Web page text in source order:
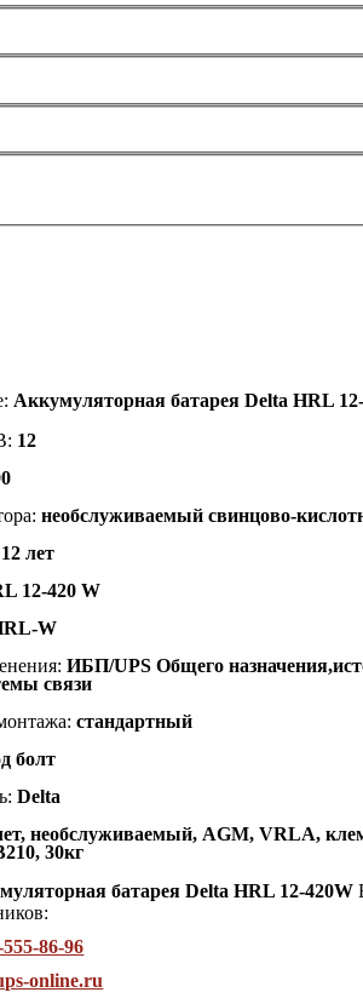
: Аккумуляторная батарея Delta HRL
12
необслуживаемый свинцово-
12 лет
12-420 W
W
ИБП/UPS Общего
связи
стандартный
болт
Delta
необслуживаемый, AGM, VRLA,
30кг
батарея Delta HRL 12-420W
86-96
online.ru